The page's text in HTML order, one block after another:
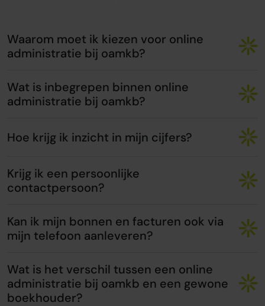
Waarom moet ik kiezen voor online
administratie bij oamkb?
Wat is inbegrepen binnen online
administratie bij oamkb?
Hoe krijg ik inzicht in mijn cijfers?
Krijg ik een persoonlijke
contactpersoon?
Kan ik mijn bonnen en facturen ook via
mijn telefoon aanleveren?
Wat is het verschil tussen een online
administratie bij oamkb en een gewone
boekhouder?